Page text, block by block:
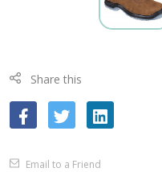
Share this
Email to a Friend